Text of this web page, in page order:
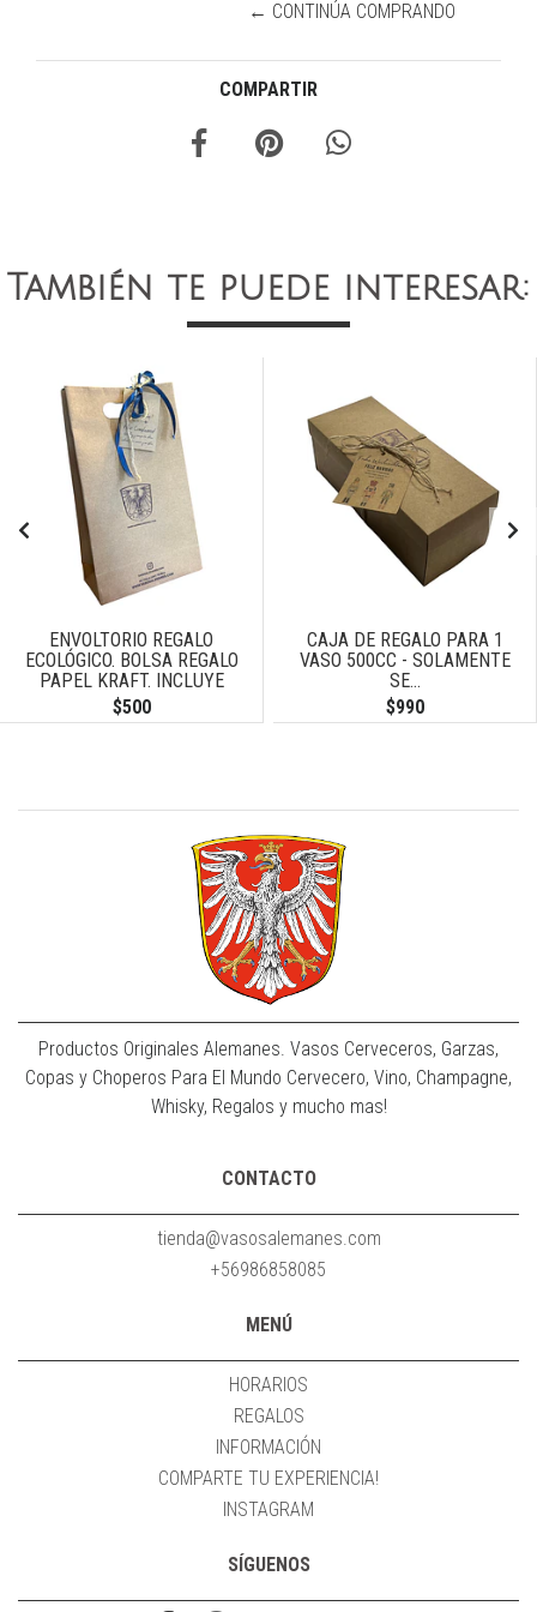
← CONTINÚA COMPRANDO
COMPARTIR
También te puede interesar:
ENVOLTORIO REGALO
ECOLÓGICO. BOLSA REGALO
PAPEL KRAFT. INCLUYE
TARJETA DE...
$500
CAJA DE REGALO PARA 1
VASO 500CC - SOLAMENTE
SE...
$990
Productos Originales Alemanes. Vasos Cerveceros, Garzas,
Copas y Choperos Para El Mundo Cervecero, Vino, Champagne,
Whisky, Regalos y mucho mas!
CONTACTO
tienda@vasosalemanes.com
+56986858085
MENÚ
HORARIOS
REGALOS
INFORMACIÓN
COMPARTE TU EXPERIENCIA!
INSTAGRAM
SÍGUENOS